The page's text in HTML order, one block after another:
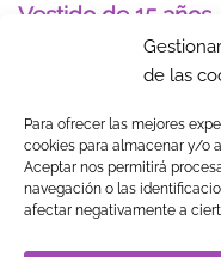
de las
Para ofrecer las mejores
cookies para almacenar y/o
Aceptar nos permitirá
navegación o las
afectar negativamente a
Vestido de 15 años
Arely Rojo con
$1,372.66
Visa